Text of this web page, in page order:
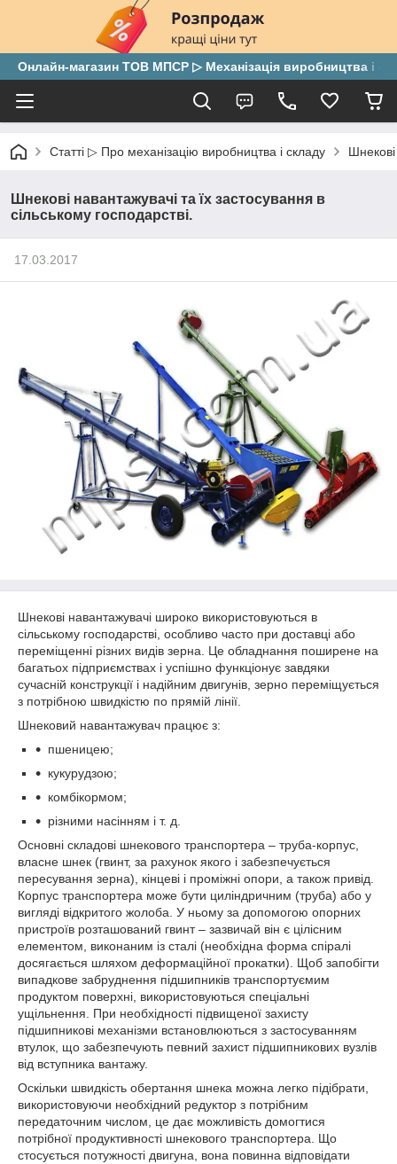
Онлайн-магазин ТОВ МПСР ▷ Механізація виробництва і
Статті ▷ Про механізацію виробництва і складу Шнекові
Шнекові навантажувачі та їх застосування в
сільському господарстві.
17.03.2017
Шнекові навантажувачі широко використовуються в
сільському господарстві, особливо часто при доставці або
переміщенні різних видів зерна. Це обладнання поширене на
багатьох підприємствах і успішно функціонує завдяки
сучасній конструкції і надійним двигунів, зерно переміщується
з потрібною швидкістю по прямій лінії.
Шнековий навантажувач працює з:
пшеницею;
кукурудзою;
комбікормом;
різними насінням і т. д.
Основні складові шнекового транспортера – труба-корпус,
власне шнек (гвинт, за рахунок якого і забезпечується
пересування зерна), кінцеві і проміжні опори, а також привід.
Корпус транспортера може бути циліндричним (труба) або у
вигляді відкритого жолоба. У ньому за допомогою опорних
пристроїв розташований гвинт – зазвичай він є цілісним
елементом, виконаним із сталі (необхідна форма спіралі
досягається шляхом деформаційної прокатки). Щоб запобігти
випадкове забруднення підшипників транспортуємим
продуктом поверхні, використовуються спеціальні
ущільнення. При необхідності підвищеної захисту
підшипникові механізми встановлюються з застосуванням
втулок, що забезпечують певний захист підшипникових вузлів
від вступника вантажу.
Оскільки швидкість обертання шнека можна легко підібрати,
використовуючи необхідний редуктор з потрібним
передаточним числом, це дає можливість домогтися
потрібної продуктивності шнекового транспортера. Що
стосується потужності двигуна, вона повинна відповідати